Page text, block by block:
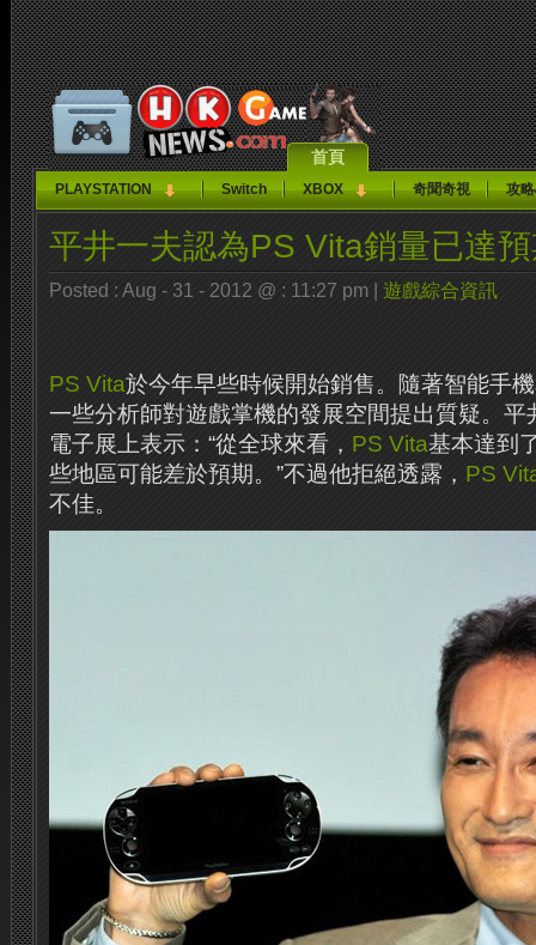
首頁
PLAYSTATION Switch XBOX 奇聞奇視 攻
平井一夫認為PS Vita銷量已達
Posted : Aug - 31 - 2012 @ : 11:27 pm | 遊戲綜合資訊
PS Vita於今年早些時候開始銷售。隨著智能手
一些分析師對遊戲掌機的發展空間提出質疑。平
電子展上表示：“從全球來看， PS Vita基本達到
些地區可能差於預期。”不過他拒絕透露， PS
不佳。